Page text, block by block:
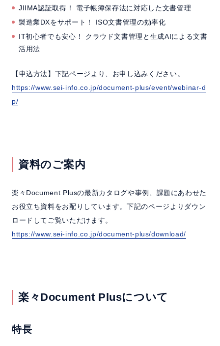
JIIMA認証取得！ 電子帳簿保存法に対応した文書管理
製造業DXをサポート！ ISO文書管理の効率化
IT初心者でも安心！ クラウド文書管理と生成AIによる文書
活用法
【申込方法】下記ページより、お申し込みください。
https://www.sei-info.co.jp/document-plus/event/webinar-d
p/
資料のご案内
楽々Document Plusの最新カタログや事例、課題にあわせた
お役立ち資料をお配りしています。下記のページよりダウン
ロードしてご覧いただけます。
https://www.sei-info.co.jp/document-plus/download/
楽々Document Plusについて
特長